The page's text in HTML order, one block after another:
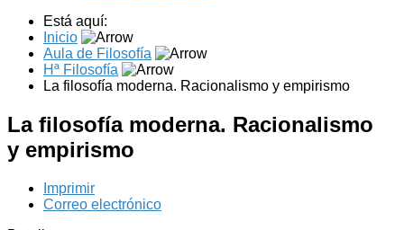
Está aquí:
Inicio
Aula de Filosofía
Hª Filosofía
La filosofía moderna. Racionalismo y empirismo
La filosofía moderna. Racionalismo
y empirismo
Imprimir
Correo electrónico